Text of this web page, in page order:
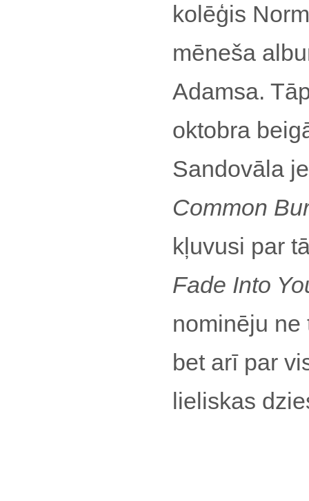
kolēģis
mēneša
Adamsa.
oktobra
Sandovāla
Common
kļuvusi par
Fade Into
nominēju ne
bet arī par
lieliskas